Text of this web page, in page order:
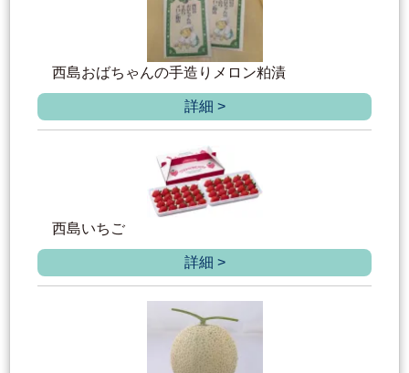
西島おばちゃんの手造りメロン粕漬
詳細 >
西島いちご
詳細 >